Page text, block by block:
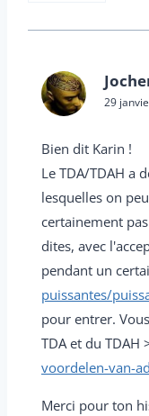
29
Bien dit Karin !
Le TDA/TDAH a
lesquelles on
certainement
dites, avec
pendant un
puissantes/
pour entrer.
TDA et du TDAH
voordelen-van-
Merci pour ton